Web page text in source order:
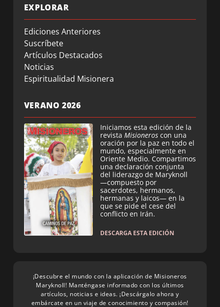
EXPLORAR
Ediciones Anteriores
Suscríbete
Artículos Destacados
Noticias
Espiritualidad Misionera
VERANO 2026
Iniciamos esta edición de la
revista Misioneros con una
oración por la paz en todo el
mundo, especialmente en
Oriente Medio. Compartimos
una declaración conjunta
del liderazgo de Maryknoll
—compuesto por
sacerdotes, hermanos,
hermanas y laicos— en la
que se pide el cese del
conflicto en Irán.
DESCARGA ESTA EDICIÓN
¡Descubre el mundo con la aplicación de Misioneros
Maryknoll! Manténgase informado con los últimos
artículos, noticias e ideas. ¡Descárgalo ahora y
embárcate en un viaje de conocimiento y compasión!